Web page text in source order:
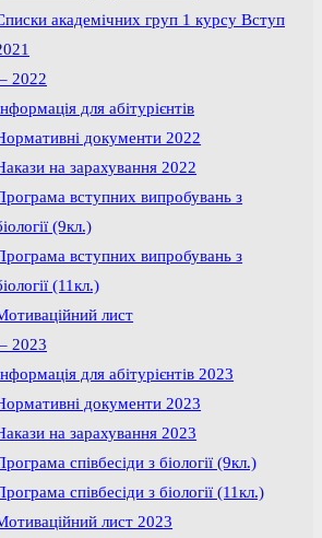
академічних груп 1 курсу Вступ
2022
для абітурієнтів
документи 2022
на зарахування 2022
вступних випробувань з
(9кл.)
вступних випробувань з
(11кл.)
лист
2023
для абітурієнтів 2023
документи 2023
на зарахування 2023
співбесіди з біології (9кл.)
співбесіди з біології (11кл.)
лист 2023